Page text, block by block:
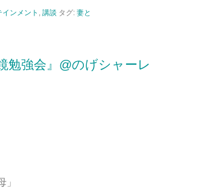
ンメント 講談 タグ: 妻と
勉強会』@のげシャーレ
」